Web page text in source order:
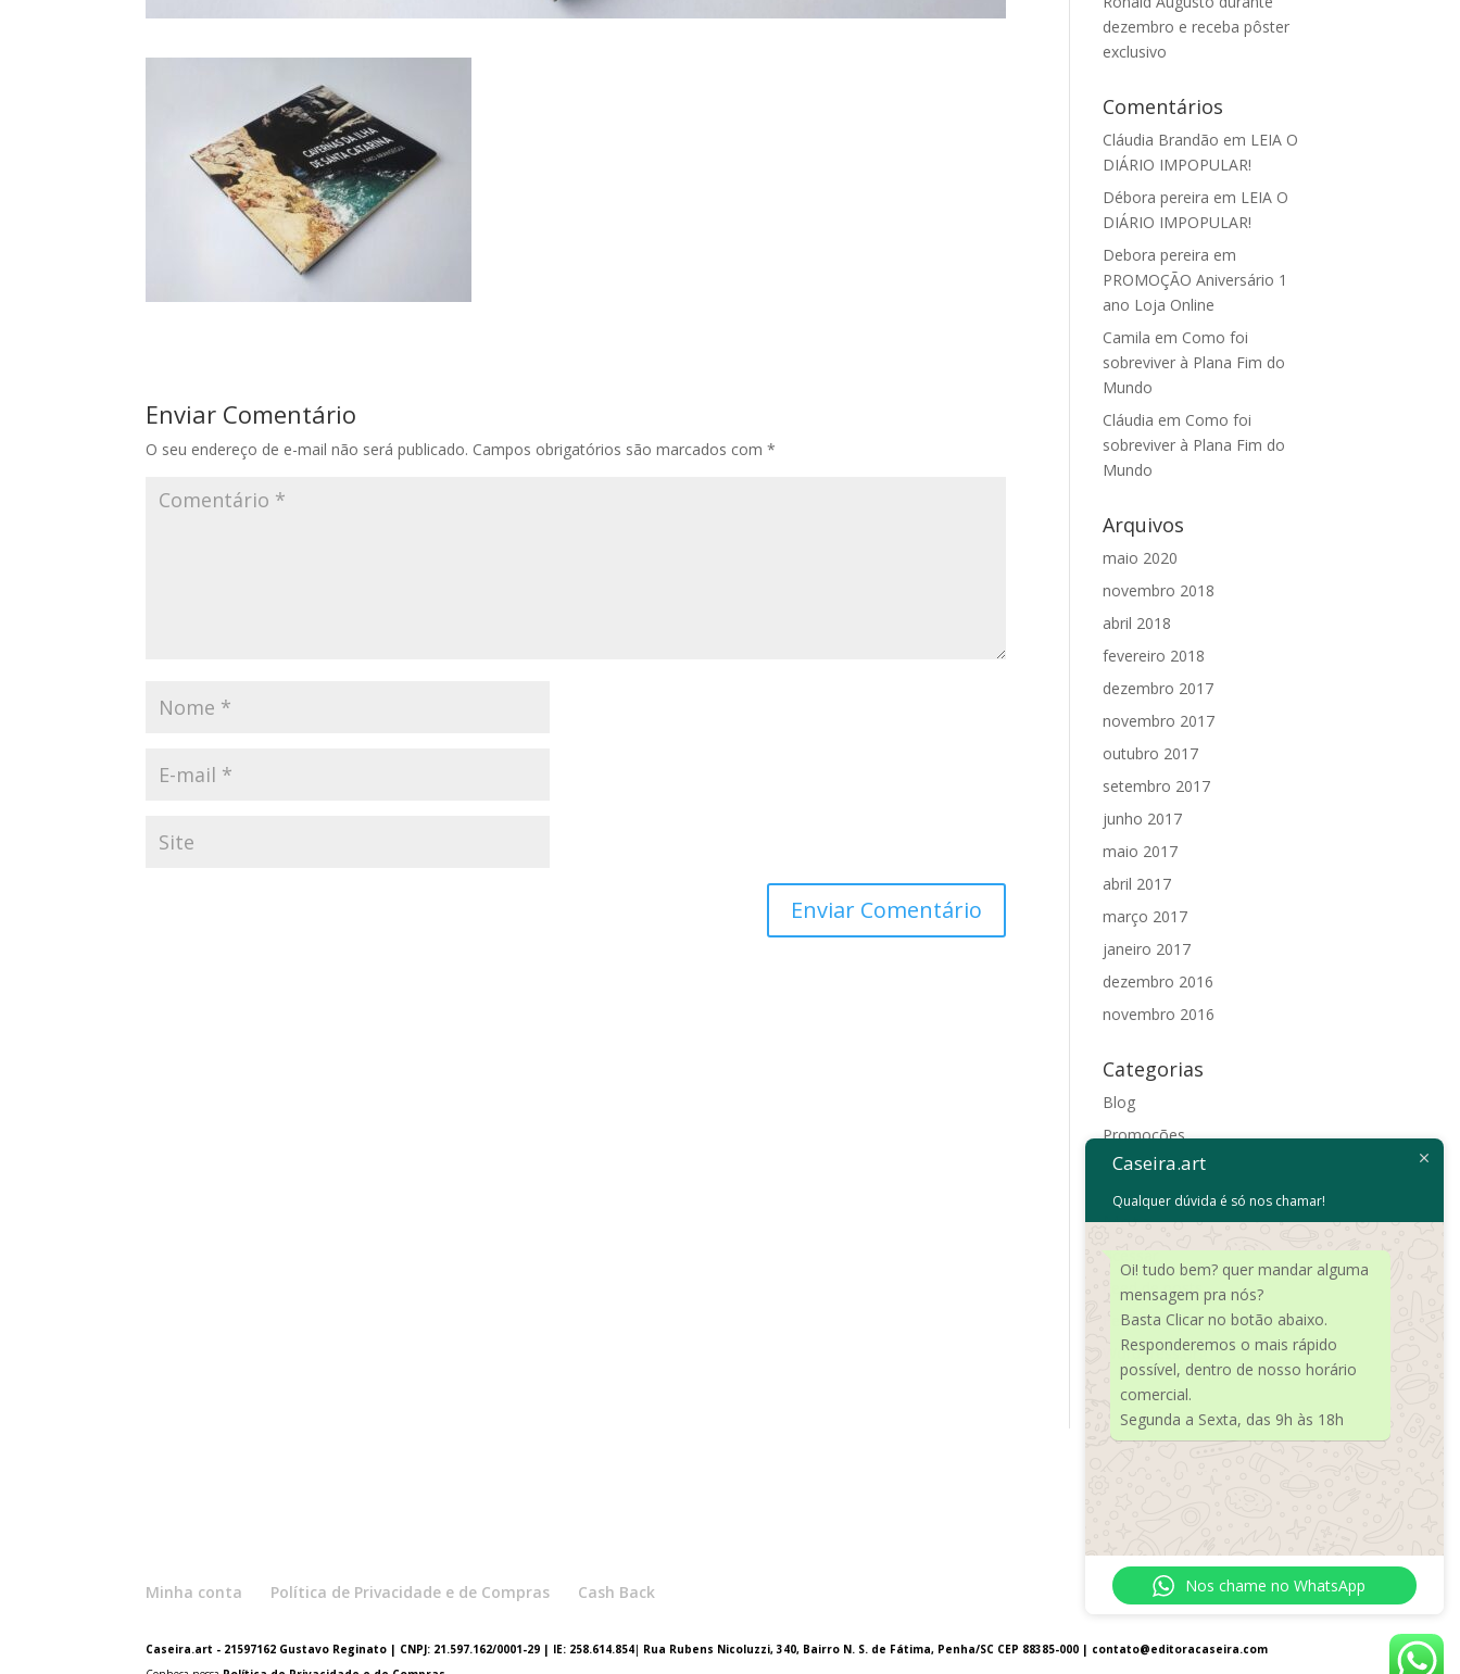
Enviar Comentário
O seu endereço de e-mail não será publicado. Campos obrigatórios são marcados com*
dezembro e receba pôster
exclusivo
Comentários
Cláudia Brandão em LEIA O
DIÁRIO IMPOPULAR!
Débora pereira em LEIA O
DIÁRIO IMPOPULAR!
Debora pereira em
PROMOÇÃO Aniversário 1
ano Loja Online
Camila em Como foi
sobreviver à Plana Fim do
Mundo
Cláudia em Como foi
sobreviver à Plana Fim do
Mundo
Arquivos
maio 2020
novembro 2018
abril 2018
fevereiro 2018
dezembro 2017
novembro 2017
outubro 2017
setembro 2017
junho 2017
maio 2017
abril 2017
março 2017
janeiro 2017
dezembro 2016
novembro 2016
Categorias
Blog
Promoções
Sem categoria
Meta
Acessar
Feed de posts
Feed de comentários
WordPress.org
Minha conta Política de Privacidade e de Compras Cash Back
Caseira.art - 21597162 Gustavo Reginato | CNPJ: 21.597.162/0001-29 | IE: 258.614.854| Rua Rubens Nicoluzzi, 340, Bairro N. S. de Fátima, Penha/SC CEP 88385-000 | contato@editoracaseira.com
Caseira.art
Qualquer dúvida é só nos chamar!
Oi! tudo bem? quer mandar alguma
mensagem pra nós?
Basta Clicar no botão abaixo.
Responderemos o mais rápido
possível, dentro de nosso horário
comercial.
Segunda a Sexta, das 9h às 18h
Nos chame no WhatsApp